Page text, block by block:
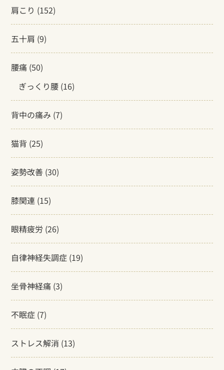
肩こり (152)
五十肩 (9)
腰痛 (50)
ぎっくり腰 (16)
背中の痛み (7)
猫背 (25)
姿勢改善 (30)
膝関連 (15)
眼精疲労 (26)
自律神経失調症 (19)
坐骨神経痛 (3)
不眠症 (7)
ストレス解消 (13)